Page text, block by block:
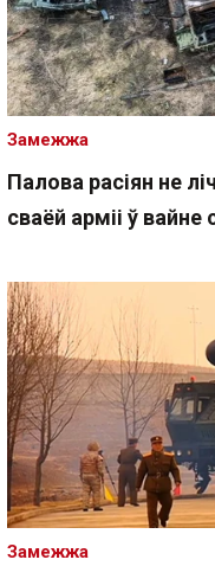
Палова расіян не
сваёй арміі ў вайне
Замежжа
Замежжа